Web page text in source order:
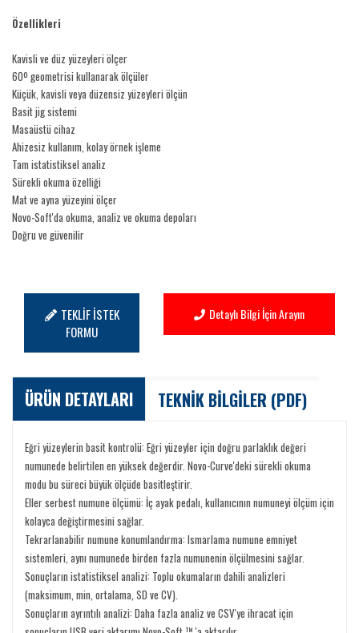
Özellikleri
Kavisli ve düz yüzeyleri ölçer
60º geometrisi kullanarak ölçüler
Küçük, kavisli veya düzensiz yüzeyleri ölçün
Basit jig sistemi
Masaüstü cihaz
Ahizesiz kullanım, kolay örnek işleme
Tam istatistiksel analiz
Sürekli okuma özelliği
Mat ve ayna yüzeyini ölçer
Novo-Soft'da okuma, analiz ve okuma depoları
Doğru ve güvenilir
TEKLİF İSTEK
FORMU
Detaylı Bilgi İçin Arayın
ÜRÜN DETAYLARI TEKNİK BİLGİLER (PDF)
Eğri yüzeylerin basit kontrolü: Eğri yüzeyler için doğru parlaklık değeri
numunede belirtilen en yüksek değerdir. Novo-Curve'deki sürekli okuma
modu bu süreci büyük ölçüde basitleştirir.
Eller serbest numune ölçümü: İç ayak pedalı, kullanıcının numuneyi ölçüm için
kolayca değiştirmesini sağlar.
Tekrarlanabilir numune konumlandırma: Ismarlama numune emniyet
sistemleri, aynı numunede birden fazla numunenin ölçülmesini sağlar.
Sonuçların istatistiksel analizi: Toplu okumaların dahili analizleri
(maksimum, min, ortalama, SD ve CV).
Sonuçların ayrıntılı analizi: Daha fazla analiz ve CSV'ye ihracat için